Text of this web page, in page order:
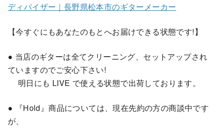
ディバイザー｜長野県松本市のギターメーカー
【今すぐにもあなたのもとへお届けできる状態です!】
● 当店のギターは全てクリーニング、セットアップされ
ていますのでご安心下さい!
明日にも LIVE で使える状態で出荷しております。
● 『Hold』商品については、現在先約の方の商談中です
が、